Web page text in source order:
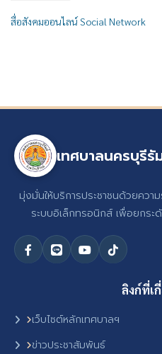
สื่อสังคมออนไลน์ Social Network
เทศบาลนครบุรีรั
มุ่งมั่นให้บริการประชาชนด้วยควา
ระบบอิเล็กทรอนิกส์ เพื่อยกร
ลิงก์ที่เ
เว็บไซต์หลักเทศบาลฯ
ข่าวประชาสัมพันธ์